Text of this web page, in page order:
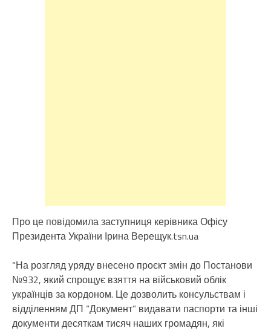
Про це повідомила заступниця керівника Офісу
Президента України Ірина Верещук.tsn.ua
“На розгляд уряду внесено проєкт змін до Постанови
№932, який спрощує взяття на військовий облік
українців за кордоном. Це дозволить консульствам і
відділенням ДП “Документ” видавати паспорти та інші
документи десяткам тисяч наших громадян, які